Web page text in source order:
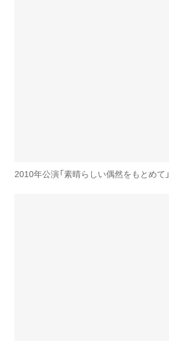
2010年公演「素晴らしい偶然をもとめて」